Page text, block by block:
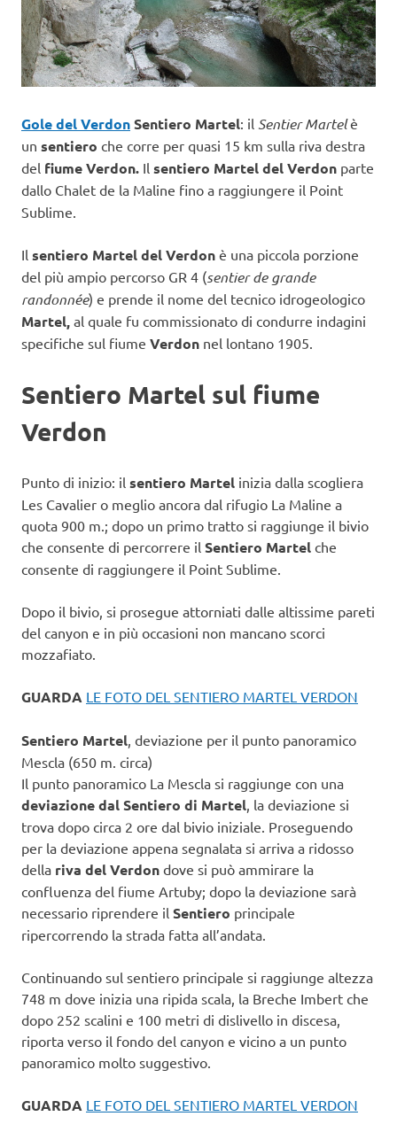
Gole del VerdonSentiero Martel: il Sentier Martelè
un sentiero che corre per quasi 15 km sulla riva destra
del fiume Verdon. Il sentiero Martel del Verdon parte
dallo Chalet de la Maline fino a raggiungere il Point
Sublime.
Il sentiero Martel del Verdon è una piccola porzione
del più ampio percorso GR 4 (sentier de grande
randonnée) e prende il nome del tecnico idrogeologico
Martel, al quale fu commissionato di condurre indagini
specifiche sul fiume Verdon nel lontano 1905.
Sentiero Martel sul fiume
Verdon
Punto di inizio: il sentiero Martel inizia dalla scogliera
Les Cavalier o meglio ancora dal rifugio La Maline a
quota 900 m.; dopo un primo tratto si raggiunge il bivio
che consente di percorrere il Sentiero Martel che
consente di raggiungere il Point Sublime.
Dopo il bivio, si prosegue attorniati dalle altissime pareti
del canyon e in più occasioni non mancano scorci
mozzafiato.
GUARDA LE FOTO DEL SENTIERO MARTEL VERDON
Sentiero Martel, deviazione per il punto panoramico
Mescla (650 m. circa)
Il punto panoramico La Mescla si raggiunge con una
deviazione dal Sentiero di Martel, la deviazione si
trova dopo circa 2 ore dal bivio iniziale. Proseguendo
per la deviazione appena segnalata si arriva a ridosso
della riva del Verdon dove si può ammirare la
confluenza del fiume Artuby; dopo la deviazione sarà
necessario riprendere il Sentiero principale
ripercorrendo la strada fatta all’andata.
Continuando sul sentiero principale si raggiunge altezza
748 m dove inizia una ripida scala, la Breche Imbert che
dopo 252 scalini e 100 metri di dislivello in discesa,
riporta verso il fondo del canyon e vicino a un punto
panoramico molto suggestivo.
GUARDA LE FOTO DEL SENTIERO MARTEL VERDON